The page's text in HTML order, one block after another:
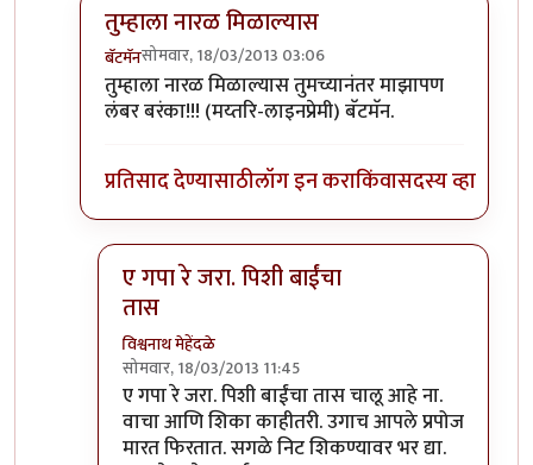
तुम्हाला नारळ मिळाल्यास
बॅटमॅनसोमवार, 18/03/2013 03:06
In reply toमेहेंदळेंना नेक्स्ट असं उत्तरbyअप्पा जोगळेकर
तुम्हाला नारळ मिळाल्यास तुमच्यानंतर माझापण
लंबर बरंका!!! (मय्तरि-लाइनप्रेमी) बॅटमॅन.
प्रतिसाद देण्यासाठीलॉग इन कराकिंवासदस्य व्हा
ए गपा रे जरा. पिशी बाईंचा
तास
विश्वनाथ मेहेंदळे
सोमवार, 18/03/2013 11:45
In reply toतुम्हाला नारळ मिळाल्यासbyबॅटमॅन
ए गपा रे जरा. पिशी बाईंचा तास चालू आहे ना.
वाचा आणि शिका काहीतरी. उगाच आपले प्रपोज
मारत फिरतात. सगळे निट शिकण्यावर भर द्या.